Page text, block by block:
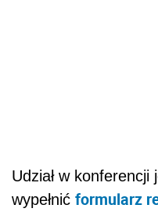
Udział w konferencji
wypełnić formularz